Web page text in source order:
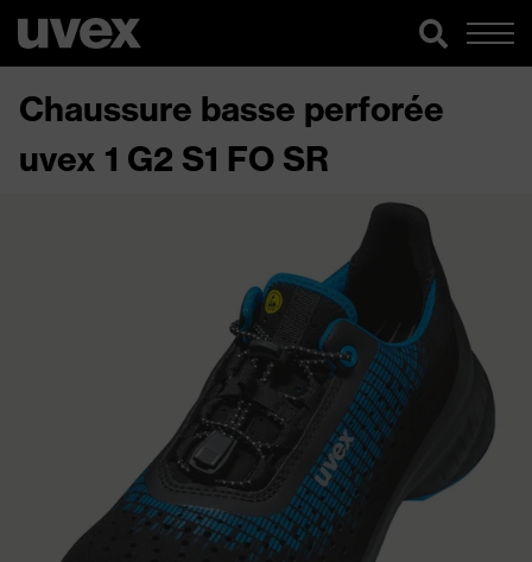
Chaussure basse perforée
uvex 1 G2 S1 FO SR